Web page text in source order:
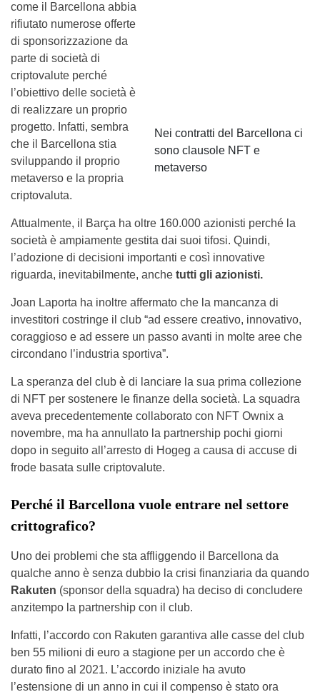
Nei contratti del Barcellona ci
sono clausole NFT e
metaverso
come il Barcellona abbia
rifiutato numerose offerte
di sponsorizzazione da
parte di società di
criptovalute perché
l’obiettivo delle società è
di realizzare un proprio
progetto. Infatti, sembra
che il Barcellona stia
sviluppando il proprio
metaverso e la propria
criptovaluta.
Attualmente, il Barça ha oltre 160.000 azionisti perché la
società è ampiamente gestita dai suoi tifosi. Quindi,
l’adozione di decisioni importanti e così innovative
riguarda, inevitabilmente, anche tutti gli azionisti.
Joan Laporta ha inoltre affermato che la mancanza di
investitori costringe il club “ad essere creativo, innovativo,
coraggioso e ad essere un passo avanti in molte aree che
circondano l’industria sportiva”.
La speranza del club è di lanciare la sua prima collezione
di NFT per sostenere le finanze della società. La squadra
aveva precedentemente collaborato con NFT Ownix ​​a
novembre, ma ha annullato la partnership pochi giorni
dopo in seguito all’arresto di Hogeg a causa di accuse di
frode basata sulle criptovalute.
Perché il Barcellona vuole entrare nel settore
crittografico?
Uno dei problemi che sta affliggendo il Barcellona da
qualche anno è senza dubbio la crisi finanziaria da quando
Rakuten (sponsor della squadra) ha deciso di concludere
anzitempo la partnership con il club.
Infatti, l’accordo con Rakuten garantiva alle casse del club
ben 55 milioni di euro a stagione per un accordo che è
durato fino al 2021. L’accordo iniziale ha avuto
l’estensione di un anno in cui il compenso è stato ora